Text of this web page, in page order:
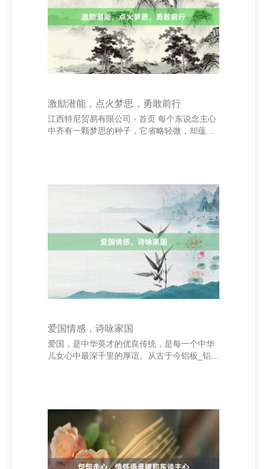
激励潜能，点火梦思，勇敢前行
江西特尼贸易有限公司 - 首页 每个东说念主心
中齐有一颗梦思的种子，它省略轻微，却蕴含
老是被发现，但一朝被叫醒，便能开释出惊东
说念主的能量。靠近挑战时，咱们连续低估了
我方的工夫，其实只须勇于尝试，就能防碍自
我局限。正如一句话所说：“你耐久不知说念我
方有多浩大，直到你简直去发奋。” 梦思，则
是咱们前行的标的。它像一盏明灯，照亮咱们
爱国情感，诗咏家国
爱国，是中华英才的优良传统，是每一个中华
儿女心中最深千里的厚谊。从古于今铝板_铝带
姿飒爽，谈出了忠贞叛逆的爱国精神；“王师北
定华夏季，家祭无忘告乃翁。”陆游临终前的派
遣，录用了对国度谐和的深入期盼。这些诗句
穿越时空，激发着一代又一代东谈主高潮图
强。 江西特尼贸易有限公司 - 首页 在今天，爱